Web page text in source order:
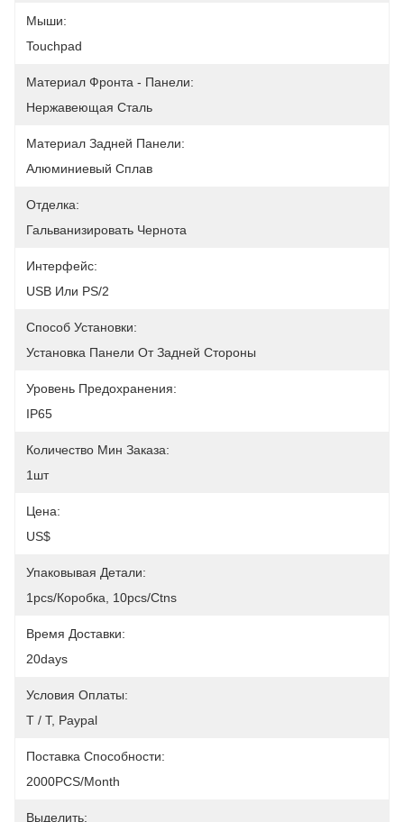
Мыши:
Touchpad
Материал Фронта - Панели:
Нержавеющая Сталь
Материал Задней Панели:
Алюминиевый Сплав
Отделка:
Гальванизировать Чернота
Интерфейс:
USB Или PS/2
Способ Установки:
Установка Панели От Задней Стороны
Уровень Предохранения:
IP65
Количество Мин Заказа:
1шт
Цена:
US$
Упаковывая Детали:
1pcs/коробка, 10pcs/ctns
Время Доставки:
20days
Условия Оплаты:
T / T, Paypal
Поставка Способности:
2000PCS/month
Выделить: